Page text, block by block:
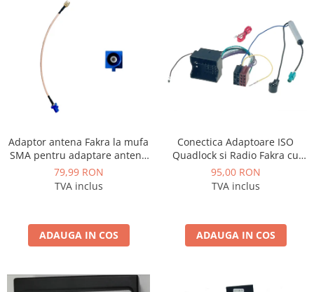
Mitsubishi
Land Rover
Citroen
Subaru
Smart
Rame adaptoare Mazda
Rame adaptoare Kia
Rame adaptoare Alfa Romeo
Rame adaptoare Fiat
Rame adaptoare Hyundai
Rame adaptoare Mitsubishi
Rame adaptoare Jeep
Adaptor antena Fakra la mufa
SMA pentru adaptare antena
gps originala la sistem
aftermarket - AD-BGCGPSOEM
79,99 RON
TVA inclus
ADAUGA IN COS
Conectica Adaptoare ISO
Quadlock si Radio Fakra cu
amplificator pentru
Volkswagen - AD-ISOVWF
95,00 RON
TVA inclus
ADAUGA IN COS